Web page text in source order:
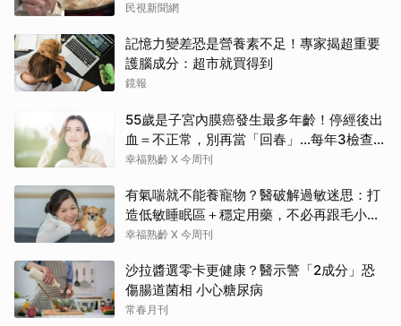
民視新聞網
記憶力變差恐是營養素不足！專家揭超重要
護腦成分：超市就買得到
鏡報
55歲是子宮內膜癌發生最多年齡！停經後出
血＝不正常，別再當「回春」…每年3檢查保
命：早期治癒率達9成5
幸福熟齡 X 今周刊
有氣喘就不能養寵物？醫破解過敏迷思：打
造低敏睡眠區＋穩定用藥，不必再跟毛小孩
分離
幸福熟齡 X 今周刊
沙拉醬選零卡更健康？醫示警「2成分」恐
傷腸道菌相 小心糖尿病
常春月刊